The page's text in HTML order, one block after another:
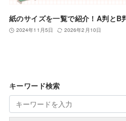
紙のサイズを一覧で紹介！A判とB
2024年11月5日 2026年2月10日
キーワード検索